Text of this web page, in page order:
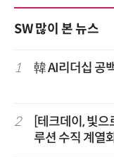
SW 많이 본 뉴스
1 韓 AI리더십 공
2
[테크데이, 빛
루션 수직 계열